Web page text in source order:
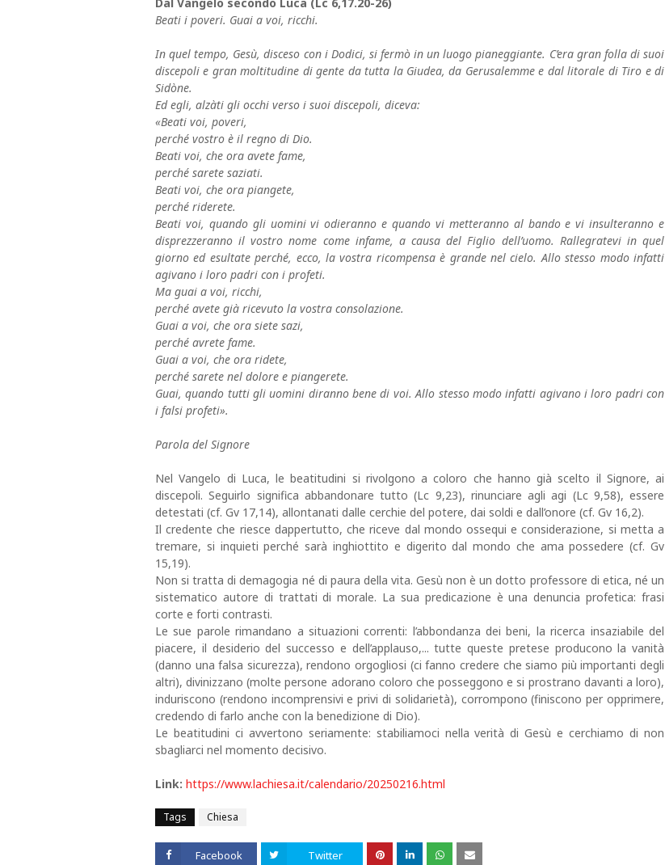
Beati i poveri. Guai a voi, ricchi.
In quel tempo, Gesù, disceso con i Dodici, si fermò in un luogo pianeggiante. C’era gran folla di suoi
discepoli e gran moltitudine di gente da tutta la Giudea, da Gerusalemme e dal litorale di Tiro e di
Sidòne.
Ed egli, alzàti gli occhi verso i suoi discepoli, diceva:
«Beati voi, poveri,
perché vostro è il regno di Dio.
Beati voi, che ora avete fame,
perché sarete saziati.
Beati voi, che ora piangete,
perché riderete.
Beati voi, quando gli uomini vi odieranno e quando vi metteranno al bando e vi insulteranno e
disprezzeranno il vostro nome come infame, a causa del Figlio dell’uomo. Rallegratevi in quel
giorno ed esultate perché, ecco, la vostra ricompensa è grande nel cielo. Allo stesso modo infatti
agivano i loro padri con i profeti.
Ma guai a voi, ricchi,
perché avete già ricevuto la vostra consolazione.
Guai a voi, che ora siete sazi,
perché avrete fame.
Guai a voi, che ora ridete,
perché sarete nel dolore e piangerete.
Guai, quando tutti gli uomini diranno bene di voi. Allo stesso modo infatti agivano i loro padri con
i falsi profeti».
Parola del Signore
Nel Vangelo di Luca, le beatitudini si rivolgono a coloro che hanno già scelto il Signore, ai
discepoli. Seguirlo significa abbandonare tutto (Lc 9,23), rinunciare agli agi (Lc 9,58), essere
detestati (cf. Gv 17,14), allontanati dalle cerchie del potere, dai soldi e dall’onore (cf. Gv 16,2).
Il credente che riesce dappertutto, che riceve dal mondo ossequi e considerazione, si metta a
tremare, si inquieti perché sarà inghiottito e digerito dal mondo che ama possedere (cf. Gv
15,19).
Non si tratta di demagogia né di paura della vita. Gesù non è un dotto professore di etica, né un
sistematico autore di trattati di morale. La sua predicazione è una denuncia profetica: frasi
corte e forti contrasti.
Le sue parole rimandano a situazioni correnti: l’abbondanza dei beni, la ricerca insaziabile del
piacere, il desiderio del successo e dell’applauso,... tutte queste pretese producono la vanità
(danno una falsa sicurezza), rendono orgogliosi (ci fanno credere che siamo più importanti degli
altri), divinizzano (molte persone adorano coloro che posseggono e si prostrano davanti a loro),
induriscono (rendono incomprensivi e privi di solidarietà), corrompono (finiscono per opprimere,
credendo di farlo anche con la benedizione di Dio).
Le beatitudini ci avvertono seriamente: stabiliamoci nella verità di Gesù e cerchiamo di non
sbagliarci nel momento decisivo.
Link: https://www.lachiesa.it/calendario/20250216.html
Tags Chiesa
Facebook Twitter